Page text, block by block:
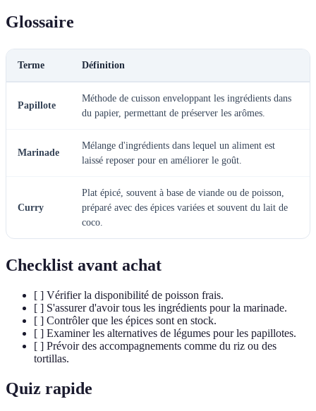
Glossaire
Terme Définition
Papillote
Méthode de cuisson enveloppant les ingrédients dans
du papier, permettant de préserver les arômes.
Marinade
Mélange d'ingrédients dans lequel un aliment est
laissé reposer pour en améliorer le goût.
Curry
Plat épicé, souvent à base de viande ou de poisson,
préparé avec des épices variées et souvent du lait de
coco.
Checklist avant achat
[ ] Vérifier la disponibilité de poisson frais.
[ ] S'assurer d'avoir tous les ingrédients pour la marinade.
[ ] Contrôler que les épices sont en stock.
[ ] Examiner les alternatives de légumes pour les papillotes.
[ ] Prévoir des accompagnements comme du riz ou des
tortillas.
Quiz rapide